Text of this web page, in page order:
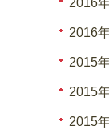
2016
2016
2015
2015
2015